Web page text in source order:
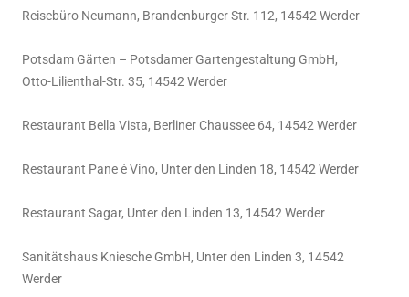
Reisebüro Neumann, Brandenburger Str. 112, 14542 Werder
Potsdam Gärten – Potsdamer Gartengestaltung GmbH,
Otto-Lilienthal-Str. 35, 14542 Werder
Restaurant Bella Vista, Berliner Chaussee 64, 14542 Werder
Restaurant Pane é Vino, Unter den Linden 18, 14542 Werder
Restaurant Sagar, Unter den Linden 13, 14542 Werder
Sanitätshaus Kniesche GmbH, Unter den Linden 3, 14542
Werder